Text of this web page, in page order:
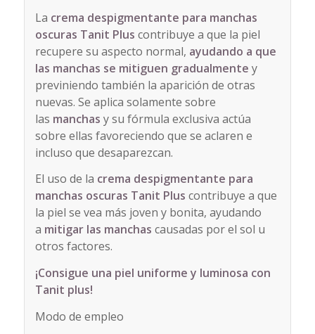
La crema despigmentante para manchas
oscuras Tanit Plus contribuye a que la piel
recupere su aspecto normal, ayudando a que
las manchas se mitiguen gradualmente y
previniendo también la aparición de otras
nuevas. Se aplica solamente sobre
las manchas y su fórmula exclusiva actúa
sobre ellas favoreciendo que se aclaren e
incluso que desaparezcan.
El uso de la crema despigmentante para
manchas oscuras Tanit Plus contribuye a que
la piel se vea más joven y bonita, ayudando
a mitigar las manchas causadas por el sol u
otros factores.
¡Consigue una piel uniforme y luminosa con
Tanit plus!
Modo de empleo